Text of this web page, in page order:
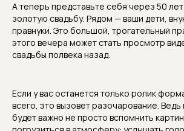
А теперь представьте себя через 50
золотую свадьбу. Рядом — ваши дети,
правнуки. Это большой, трогательный
этого вечера может стать просмотр
свадьбы полвека назад.
Если у вас останется только ролик
всего, это вызовет разочарование.
будет важно не просто вспомнить